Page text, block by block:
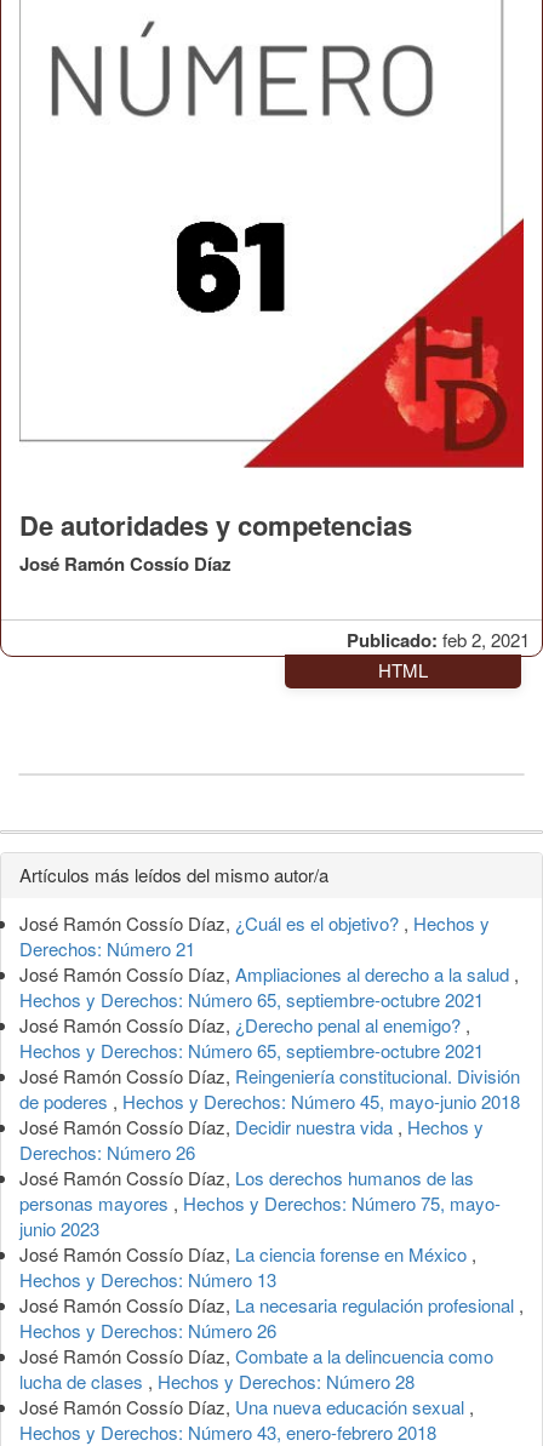
Publicado: feb 2, 2021
De autoridades y competencias
José Ramón Cossío Díaz
HTML
Detalles
del
artículo
Artículos más leídos del mismo autor/a
José Ramón Cossío Díaz, ¿Cuál es el objetivo? , Hechos y
Derechos: Número 21
José Ramón Cossío Díaz, Ampliaciones al derecho a la salud ,
Hechos y Derechos: Número 65, septiembre-octubre 2021
José Ramón Cossío Díaz, ¿Derecho penal al enemigo? ,
Hechos y Derechos: Número 65, septiembre-octubre 2021
José Ramón Cossío Díaz, Reingeniería constitucional. División
de poderes , Hechos y Derechos: Número 45, mayo-junio 2018
José Ramón Cossío Díaz, Decidir nuestra vida , Hechos y
Derechos: Número 26
José Ramón Cossío Díaz, Los derechos humanos de las
personas mayores , Hechos y Derechos: Número 75, mayo-
junio 2023
José Ramón Cossío Díaz, La ciencia forense en México ,
Hechos y Derechos: Número 13
José Ramón Cossío Díaz, La necesaria regulación profesional ,
Hechos y Derechos: Número 26
José Ramón Cossío Díaz, Combate a la delincuencia como
lucha de clases , Hechos y Derechos: Número 28
José Ramón Cossío Díaz, Una nueva educación sexual ,
Hechos y Derechos: Número 43, enero-febrero 2018